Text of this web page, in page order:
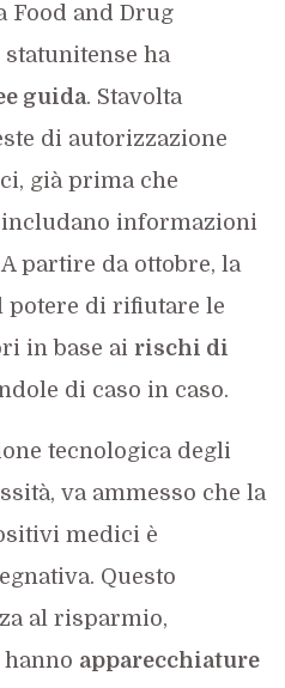
Food and Drug
ha
guida. Stavolta
di autorizzazione
già prima che
informazioni
partire da ottobre, la
potere di rifiutare le
in base ai rischi di
di caso in caso.
tecnologica degli
va ammesso che la
medici è
Questo
al risparmio,
apparecchiature